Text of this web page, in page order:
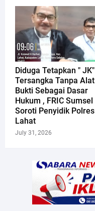
Diduga Tetapkan " JK"
Tersangka Tanpa Alat
Bukti Sebagai Dasar
Hukum , FRIC Sumsel
Soroti Penyidik Polres
Lahat
July 31, 2026